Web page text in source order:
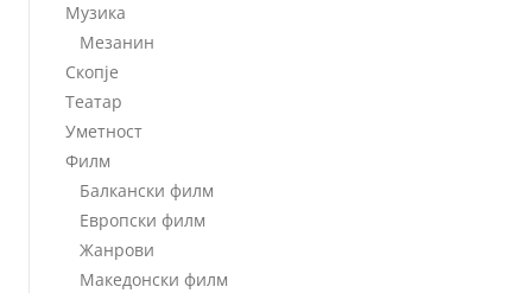
Музика
Мезанин
Скопје
Театар
Уметност
Филм
Балкански филм
Европски филм
Жанрови
Македонски филм